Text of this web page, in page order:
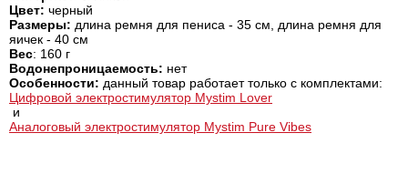
Цвет: черный
Размеры: длина ремня для пениса - 35 см, длина ремня для
яичек - 40 см
Вес: 160 г
Водонепроницаемость: нет
Особенности: данный товар работает только с комплектами:
Цифровой электростимулятор Mystim Lover
и
Аналоговый электростимулятор Mystim Pure Vibes